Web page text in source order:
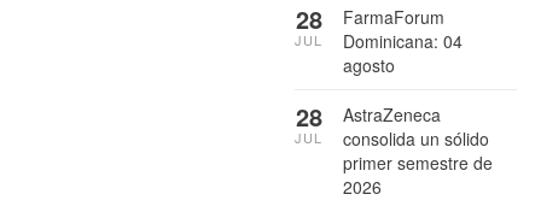
FarmaForum
Dominicana: 04
agosto
28
JUL
AstraZeneca
consolida un sólido
primer semestre de
2026
28
JUL